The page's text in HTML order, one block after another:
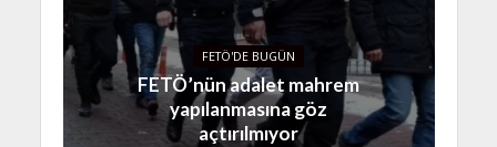
FETÖ'DE BUGÜN
FETÖ’nün adalet mahrem
yapılanmasına göz
açtırılmıyor